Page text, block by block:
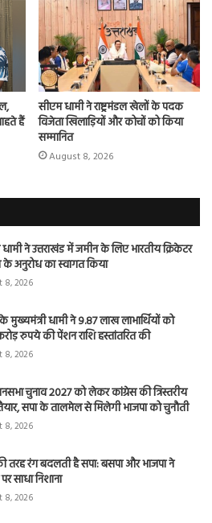
हैं
सीएम धामी ने राष्ट्रमंडल खेलों के पदक
विजेता खिलाड़ियों और कोचों को किया
सम्मानित
August 8, 2026
ने उत्तराखंड में जमीन के लिए भारतीय क्रिकेटर
अनुरोध का स्वागत किया
8, 2026
मुख्यमंत्री धामी ने 9.87 लाख लाभार्थियों को
रुपये की पेंशन राशि हस्तांतरित की
8, 2026
चुनाव 2027 को लेकर कांग्रेस की त्रिस्तरीय
सपा के तालमेल से मिलेगी भाजपा को चुनौती
8, 2026
तरह रंग बदलती है सपा: बसपा और भाजपा ने
साधा निशाना
8, 2026